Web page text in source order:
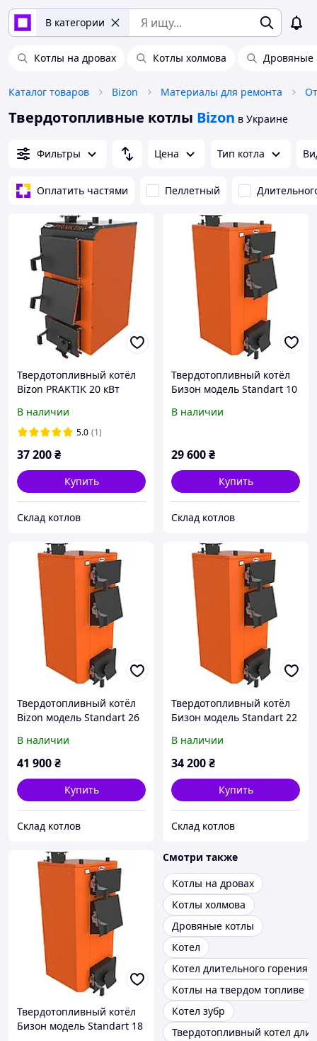
В категории
Котлы на дровах Котлы холмова Дровяные
Каталог товаров Bizon Материалы для ремонта
Твердотопливные котлы Bizon в Украине
Фильтры Цена Тип котла
Оплатить частями Пеллетный
Твердотопливный котёл
Bizon PRAKTIK 20 кВт
В наличии
5.0 (1)
37 200₴
Купить
Склад котлов
Твердотопливный котёл
Бизон модель Standart 10
В наличии
29 600₴
Купить
Склад котлов
Твердотопливный котёл
Bizon модель Standart 26
В наличии
41 900₴
Купить
Склад котлов
Твердотопливный котёл
Бизон модель Standart 22
В наличии
34 200₴
Купить
Склад котлов
Твердотопливный котёл
Бизон модель Standart 18
Смотри также
Котлы на дровах
Котлы холмова
Дровяные котлы
Котел
Котел длительного горения
Котлы на твердом топливе
Котел зубр
Твердотопливный котел